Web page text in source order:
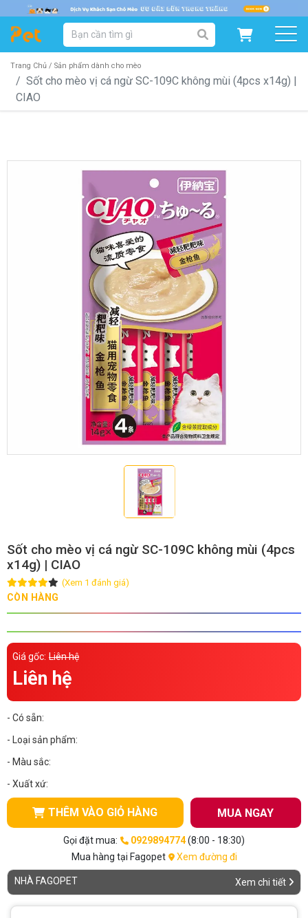
DANH MỤC SẢN PHẨM
SẢN PHẨM DÀNH CHO MÈO
SẨN PHẨM THEO THƯƠNG HIỆU
mèo
mèo
TIN TỨC
Thông tin về khách sạn,
spa cho thú cưng
CHÍNH SÁCH
Chính sách mua hàng
Chính sách bảo hành
Chính sách đổi trả
0929894774
Trang Chủ / Sản phẩm dành cho mèo
Sốt cho mèo vị cá ngừ SC-109C không mùi (4pcs x14g) |
CIAO
Sốt cho mèo vị cá ngừ SC-109C không mùi (4pcs
x14g) | CIAO
(Xem 1 đánh giá)
CÒN HÀNG
Giá gốc: Liên hệ
Liên hệ
- Có sẵn:
- Loại sản phẩm:
- Màu sắc:
- Xuất xứ:
THÊM VÀO GIỎ HÀNG MUA NGAY
Gọi đặt mua: 0929894774(8:00 - 18:30)
Mua hàng tại Fagopet
Xem đường đi
NHÀ FAGOPET Xem chi tiết